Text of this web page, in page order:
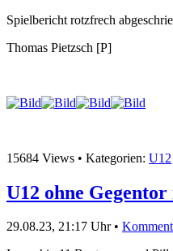
Spielbericht rotzfrech
Thomas Pietzsch [P]
15684 Views • Kategorien: U12
U12 ohne
29.08.23, 21:17 Uhr •